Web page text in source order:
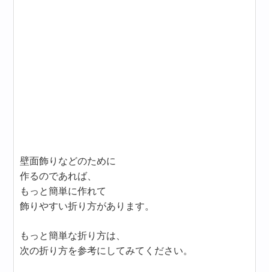
壁面飾りなどのために
作るのであれば、
もっと簡単に作れて
飾りやすい折り方があります。
もっと簡単な折り方は、
次の折り方を参考にしてみてください。